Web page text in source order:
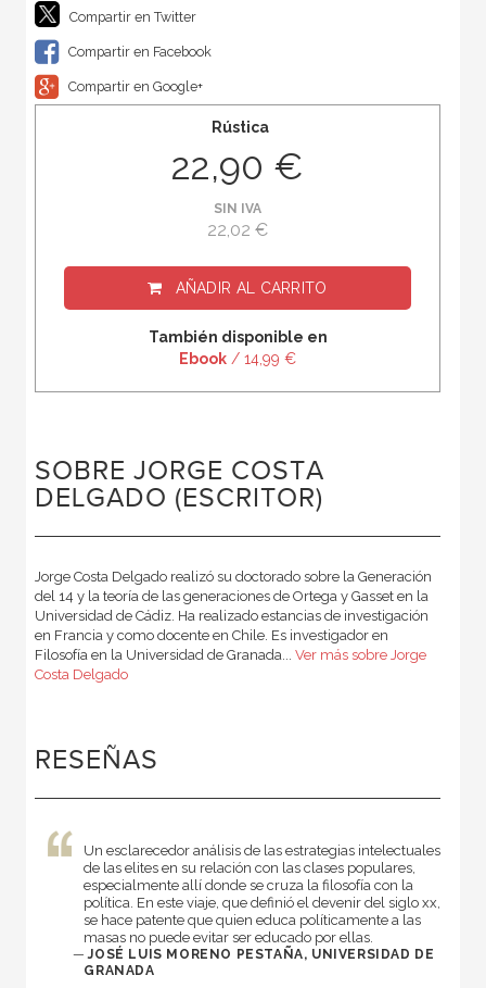
Compartir en Twitter
Compartir en Facebook
Compartir en Google+
Rústica
22,90 €
SIN IVA
22,02 €
AÑADIR AL CARRITO
También disponible en
Ebook / 14,99 €
SOBRE JORGE COSTA
DELGADO (ESCRITOR)
Jorge Costa Delgado realizó su doctorado sobre la Generación
del 14 y la teoría de las generaciones de Ortega y Gasset en la
Universidad de Cádiz. Ha realizado estancias de investigación
en Francia y como docente en Chile. Es investigador en
Filosofía en la Universidad de Granada... Ver más sobre Jorge
Costa Delgado
RESEÑAS
Un esclarecedor análisis de las estrategias intelectuales
de las elites en su relación con las clases populares,
especialmente allí donde se cruza la filosofía con la
política. En este viaje, que definió el devenir del siglo xx,
se hace patente que quien educa políticamente a las
masas no puede evitar ser educado por ellas.
— JOSÉ LUIS MORENO PESTAÑA, UNIVERSIDAD DE
GRANADA